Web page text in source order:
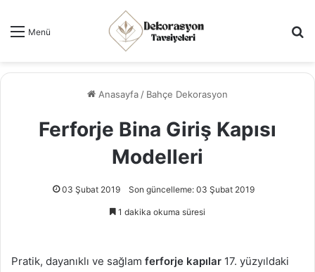
Menü
Anasayfa / Bahçe Dekorasyon
Ferforje Bina Giriş Kapısı
Modelleri
03 Şubat 2019 Son güncelleme: 03 Şubat 2019
1 dakika okuma süresi
Pratik, dayanıklı ve sağlam ferforje kapılar 17. yüzyıldaki